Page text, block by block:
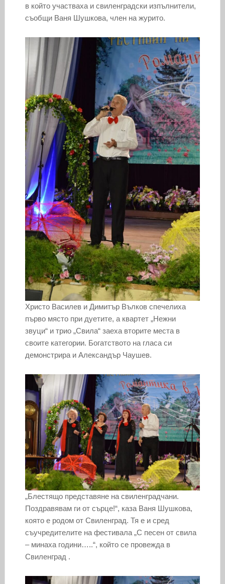
в който участваха и свиленградски изпълнители,
съобщи Ваня Шушкова, член на журито.
Христо Василев и Димитър Вълков спечелиха
първо място при дуетите, а квартет „Нежни
звуци“ и трио „Свила“ заеха вторите места в
своите категории. Богатството на гласа си
демонстрира и Александър Чаушев.
„Блестящо представяне на свиленградчани.
Поздравявам ги от сърце!“, каза Ваня Шушкова,
която е родом от Свиленград. Тя е и сред
съучредителите на фестивала „С песен от свила
– минаха години…..“, който се провежда в
Свиленград .